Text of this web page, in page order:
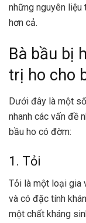
những nguyên
hơn cả.
Bà bầu bị
trị ho cho
Dưới đây là một
nhanh các vấn đề
bầu ho có đờm:
1. Tỏi
Tỏi là một loại gia
và có đặc tính
một chất kháng